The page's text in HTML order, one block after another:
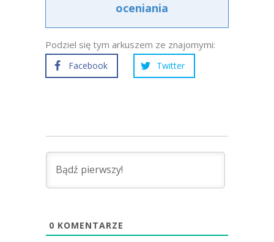
oceniania
Podziel się tym arkuszem ze znajomymi:
Facebook Twitter
0 KOMENTARZE